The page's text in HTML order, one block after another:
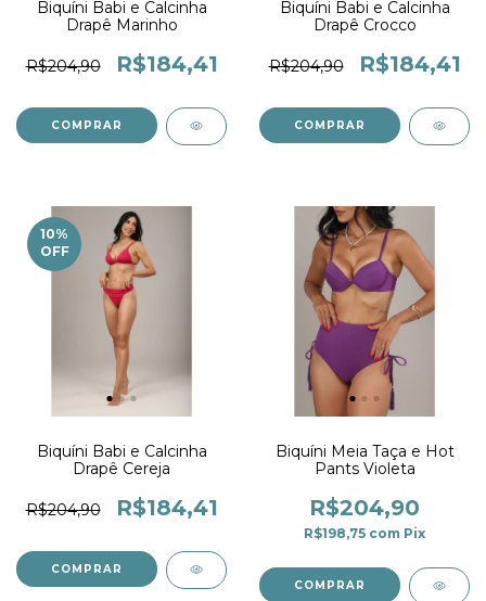
Biquíni Babi e Calcinha
Drapê Marinho
R$204,90 R$184,41
COMPRAR
Biquíni Babi e Calcinha
Drapê Crocco
R$204,90 R$184,41
COMPRAR
10%
OFF
Biquíni Babi e Calcinha
Drapê Cereja
R$204,90 R$184,41
COMPRAR
Biquíni Meia Taça e Hot
Pants Violeta
R$204,90
R$198,75 com Pix
COMPRAR